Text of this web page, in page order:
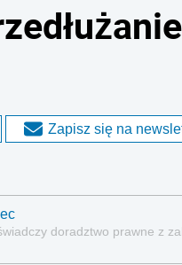
Zapisz się na
doradztwo prawne z